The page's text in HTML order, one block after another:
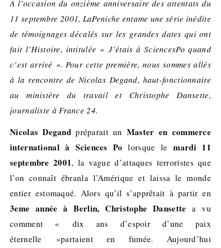
A l’occasion du onzième anniversaire des attentats du
11 septembre 2001, LaPeniche entame une série inédite
de témoignages décalés sur les grandes dates qui ont
fait l’Histoire, intitulée « J’étais à SciencesPo quand
c’est arrivé ». Pour cette première, nous sommes allés
à la rencontre de Nicolas Degand, haut-fonctionnaire
au ministère du travail et Christophe Dansette,
journaliste à France 24.
Nicolas Degand préparait un Master en commerce
international à Sciences Po lorsque lemardi 11
septembre 2001, la vague d’attaques terroristes que
l’on connaît ébranla l’Amérique et laissa le monde
entier estomaqué. Alors qu’il s’apprêtait à partir en
3eme année à Berlin, Christophe Dansette a vu
comment « dix ans d’espoir d’une paix
éternelle »partaient en fumée. Aujourd’hui